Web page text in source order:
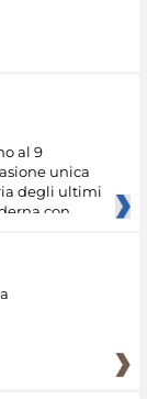
al 9
unica
degli ultimi
con